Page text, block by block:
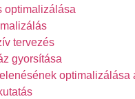
optimalizálása
tervezés
gyorsítása
optimalizálása